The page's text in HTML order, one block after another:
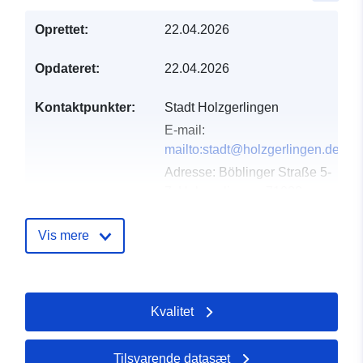
Oprettet: 22.04.2026
Opdateret: 22.04.2026
Kontaktpunkter:
Stadt Holzgerlingen
E-mail:
mailto:stadt@holzgerlingen.de
Adresse: Böblinger Straße 5-
Fortegnelse over
Tilføjet til data.europa.eu: 02
May 2026
Opdateret på data.europa.eu:
03 August 2026
Vis mere
Kvalitet
Tilsvarende datasæt